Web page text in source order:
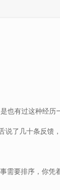
也有过这种经历
说了几十条反馈
需要排序，你凭